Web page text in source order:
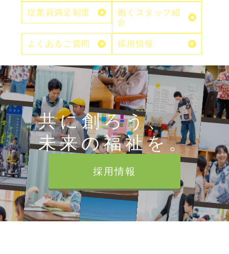
従業員満足制度
働くスタッフ紹
介
よくあるご質問 採用情報
共に創ろう、
未来の福祉を。
採用情報